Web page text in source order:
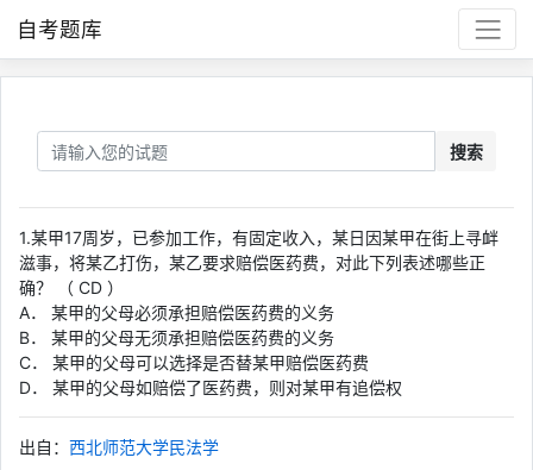
自考题库
搜索
1.某甲17周岁，已参加工作，有固定收入，某日因某甲在街上寻衅
滋事，将某乙打伤，某乙要求赔偿医药费，对此下列表述哪些正
确？ （ CD ）
A． 某甲的父母必须承担赔偿医药费的义务
B． 某甲的父母无须承担赔偿医药费的义务
C． 某甲的父母可以选择是否替某甲赔偿医药费
D． 某甲的父母如赔偿了医药费，则对某甲有追偿权
出自： 西北师范大学民法学